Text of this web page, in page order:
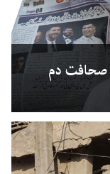
صحافت دم